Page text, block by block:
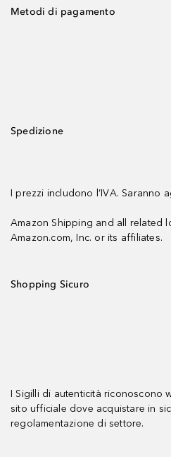
Metodi di pagamento
Spedizione
I prezzi includono l’IVA. Saranno
Amazon Shipping and all related
Amazon.com, Inc. or its affiliates.
Shopping Sicuro
I Sigilli di autenticità riconoscono
sito ufficiale dove acquistare in
regolamentazione di settore.